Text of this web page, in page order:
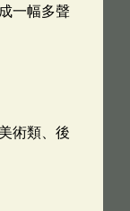
一幅多聲
術類、後